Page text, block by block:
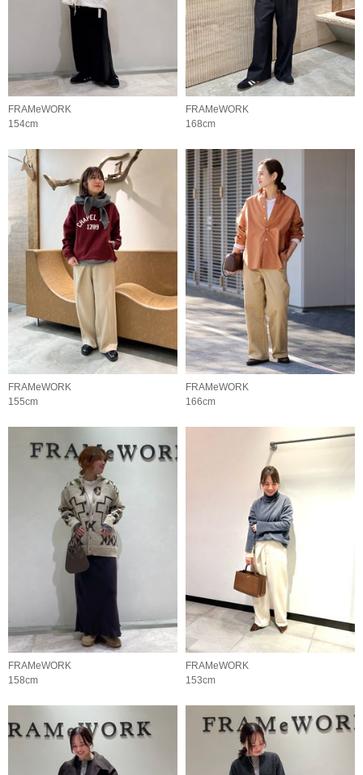
FRAMeWORK
154cm
FRAMeWORK
168cm
FRAMeWORK
155cm
FRAMeWORK
166cm
FRAMeWORK
158cm
FRAMeWORK
153cm